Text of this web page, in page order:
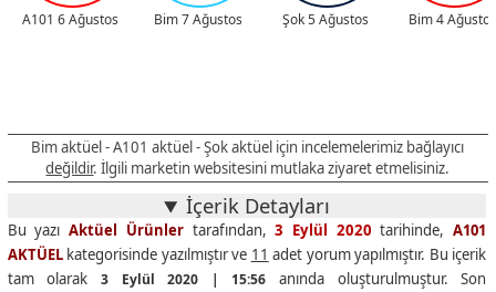
A101 6 Ağustos Bim 7 Ağustos Şok 5 Ağustos Bim 4 Ağustos
Bim aktüel - A101 aktüel - Şok aktüel için incelemelerimiz bağlayıcı
değildir. İlgili marketin websitesini mutlaka ziyaret etmelisiniz.
İçerik Detayları
Bu yazıAktüel Ürünlertarafından,3 Eylül 2020 tarihinde,A101
AKTÜELkategorisinde yazılmıştır ve 11 adet yorum yapılmıştır. Bu içerik
tam olarak 3 Eylül 2020 | 15:56 anında oluşturulmuştur. Son